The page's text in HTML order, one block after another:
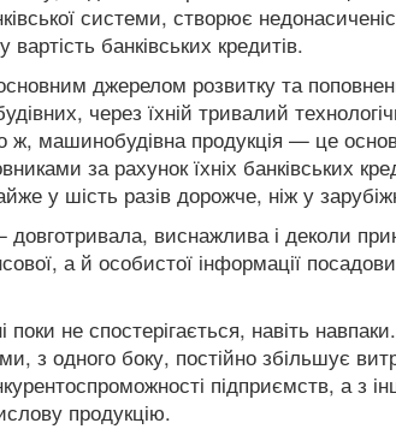
системи, створює
банківських кредитів.
джерелом розвитку та
через їхній тривалий
ж, машинобудівна продукція — це
за рахунок їхніх банківських
у шість разів дорожче, ніж у
виснажлива і деколи
а й особистої інформації
не спостерігається, навіть
з одного боку, постійно збільшує
підприємств, а з
продукцію.